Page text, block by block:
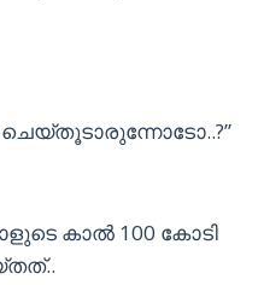
കാൽ 100 കോടി